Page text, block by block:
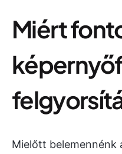
Miért
Mielőtt belemennénk